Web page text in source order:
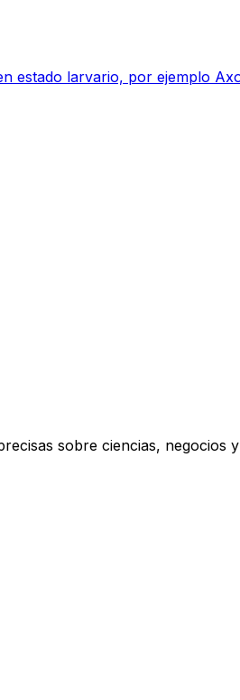
estado larvario, por ejemplo
sobre ciencias, negocios